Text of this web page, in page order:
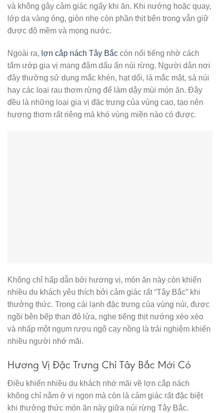
và không gây cảm giác ngấy khi ăn. Khi nướng hoặc quay,
lớp da vàng óng, giòn nhẹ còn phần thịt bên trong vẫn giữ
được độ mềm và mọng nước.
Ngoài ra, lợn cắp nách Tây Bắc còn nổi tiếng nhờ cách
tẩm ướp gia vị mang đậm dấu ấn núi rừng. Người dân nơi
đây thường sử dụng mắc khén, hạt dổi, lá mắc mật, sả núi
hay các loại rau thơm rừng để làm dậy mùi món ăn. Đây
đều là những loại gia vị đặc trưng của vùng cao, tạo nên
hương thơm rất riêng mà khó vùng miền nào có được.
Không chỉ hấp dẫn bởi hương vị, món ăn này còn khiến
nhiều du khách yêu thích bởi cảm giác rất “Tây Bắc” khi
thưởng thức. Trong cái lạnh đặc trưng của vùng núi, được
ngồi bên bếp than đỏ lửa, nghe tiếng thịt nướng xèo xèo
và nhấp một ngụm rượu ngô cay nồng là trải nghiệm khiến
nhiều người nhớ mãi.
Hương Vị Đặc Trưng Chỉ Tây Bắc Mới Có
Điều khiến nhiều du khách nhớ mãi về lợn cắp nách
không chỉ nằm ở vị ngon mà còn là cảm giác rất đặc biệt
khi thưởng thức món ăn này giữa núi rừng Tây Bắc.